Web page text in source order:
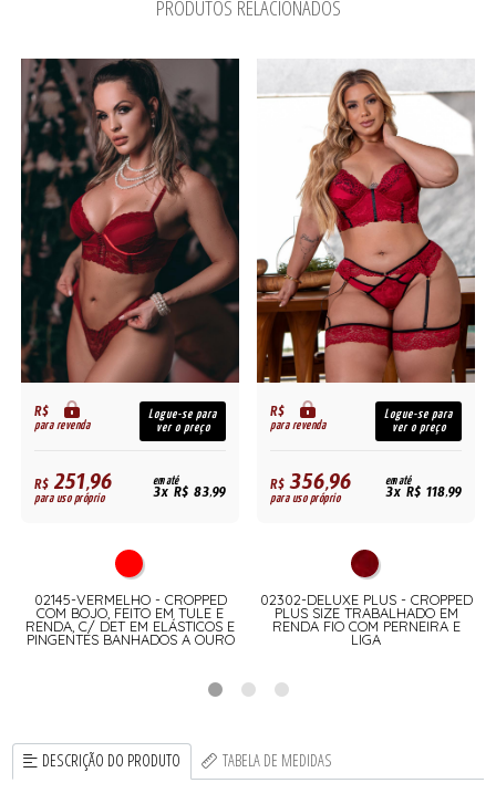
PRODUTOS RELACIONADOS
R$
para revenda
Logue-se para
ver o preço
R$251,96
para uso próprio
em até
3x R$ 83,99
02145-VERMELHO - CROPPED
COM BOJO, FEITO EM TULE E
RENDA, C/ DET EM ELÁSTICOS E
PINGENTES BANHADOS A OURO
R$
para revenda
Logue-se para
ver o preço
R$356,96
para uso próprio
em até
3x R$ 118,99
02302-DELUXE PLUS - CROPPED
PLUS SIZE TRABALHADO EM
RENDA FIO COM PERNEIRA E
LIGA
DESCRIÇÃO DO PRODUTO TABELA DE MEDIDAS